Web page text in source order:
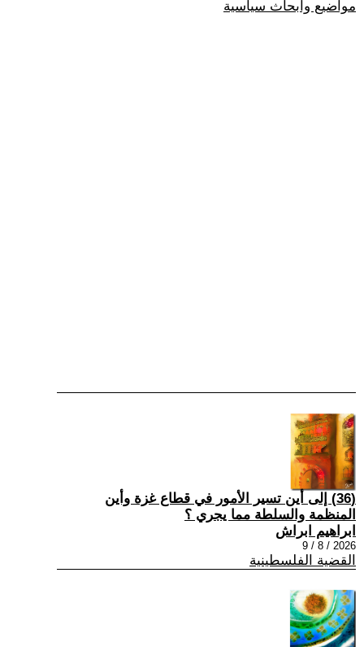
مواضيع وابحاث سياسية
(36) إلى أين تسير الأمور في قطاع غزة وأين
المنظمة والسلطة مما يجري ؟
ابراهيم ابراش
2026 / 8 / 9
القضية الفلسطينية